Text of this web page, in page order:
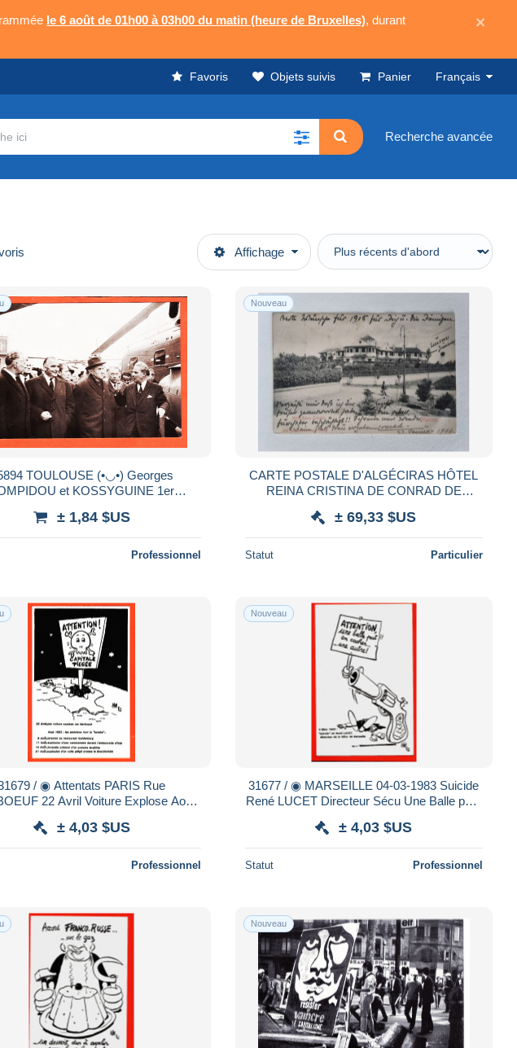
le 6 août de 01h00 à 03h00 du matin (heure de Bruxelles), durant
×
Favoris Objets suivis Panier Français
Recherche avancée
Affichage
(•◡•) Georges
et KOSSYGUINE 1er
Photo SARRIEU CLOUZET
± 1,84 $US
Professionnel
Nouveau
CARTE POSTALE D'ALGÉCIRAS HÔTEL
REINA CRISTINA DE CONRAD DE
PENDANT LA CONFÉRENCE
± 69,33 $US
Statut Particulier
/ ◉ Attentats PARIS Rue
22 Avril Voiture Explose Aout
KAH Série 23
± 4,03 $US
Professionnel
Nouveau
31677 / ◉ MARSEILLE 04-03-1983 Suicide
René LUCET Directeur Sécu Une Balle peut
± 4,03 $US
Statut Professionnel
Nouveau